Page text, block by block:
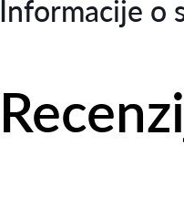
Informacije o